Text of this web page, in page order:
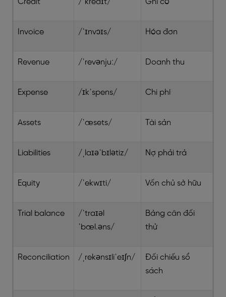
Credit /ˈkredɪt/ Ghi có
Invoice /ˈɪnvɔɪs/ Hóa đơn
Revenue /ˈrevənjuː/ Doanh thu
Expense /ɪkˈspens/ Chi phí
Assets /ˈæsets/ Tài sản
Liabilities /ˌlaɪəˈbɪlətiz/ Nợ phải trả
Equity /ˈekwɪti/ Vốn chủ sở hữu
Trial balance
/ˈtraɪəl
ˈbæl.əns/
Bảng cân đối
thử
Reconciliation /ˌrekənsɪliˈeɪʃn/
Đối chiếu sổ
sách